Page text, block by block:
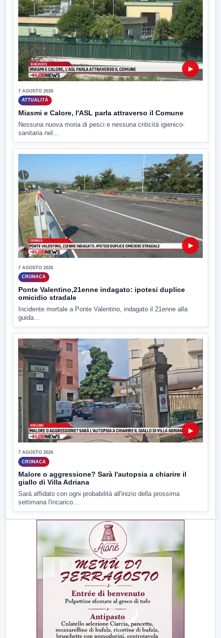
▶
7 AGOSTO 2026
ATTUALITÀ
Miasmi e Calore, l'ASL parla attraverso il Comune
Nessuna nuova moria di pesci e nessuna criticità igienico-
sanitaria nel...
▶
7 AGOSTO 2026
CRONACA
Ponte Valentino,21enne indagato: ipotesi duplice
omicidio stradale
Incidente mortale a Ponte Valentino, indagato il 21enne alla
guida...
▶
7 AGOSTO 2026
CRONACA
Malore o aggressione? Sarà l'autopsia a chiarire il
giallo di Villa Adriana
Sarà affidato con ogni probabilità all'inizio della prossima
settimana l'incarico...